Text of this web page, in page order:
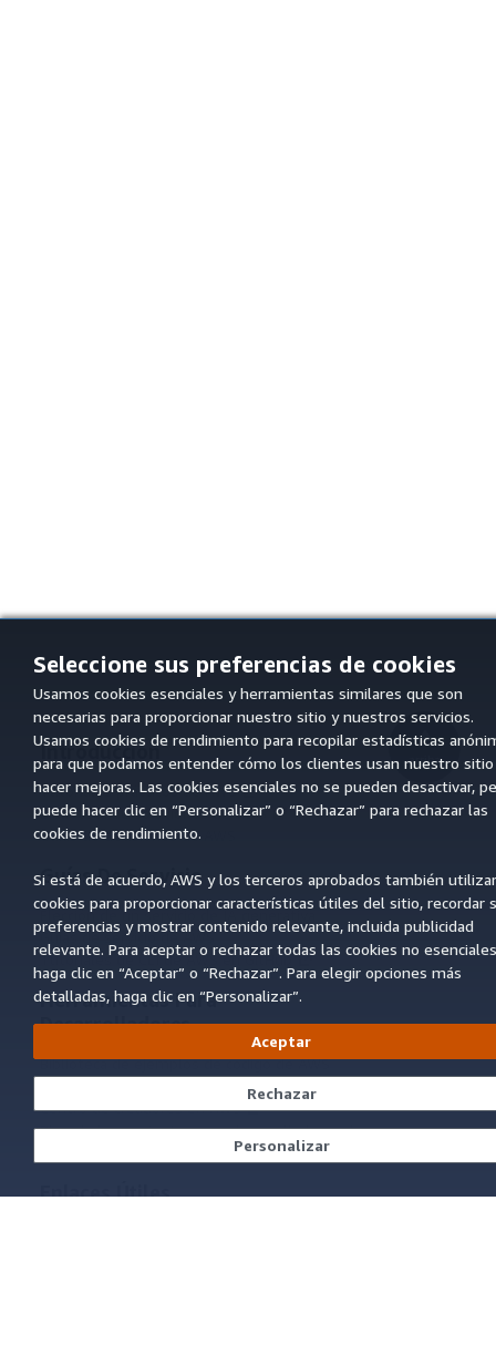
Seleccione sus preferencias de cookies
Usamos cookies esenciales y herramientas similares que son
necesarias para proporcionar nuestro sitio y nuestros servicios.
Usamos cookies de rendimiento para recopilar estadísticas
para que podamos entender cómo los clientes usan nuestro
hacer mejoras. Las cookies esenciales no se pueden desactivar,
puede hacer clic en “Personalizar” o “Rechazar” para rechazar las
cookies de rendimiento.
Si está de acuerdo, AWS y los terceros aprobados también
cookies para proporcionar características útiles del sitio, recordar
preferencias y mostrar contenido relevante, incluida publicidad
relevante. Para aceptar o rechazar todas las cookies no
haga clic en “Aceptar” o “Rechazar”. Para elegir opciones más
detalladas, haga clic en “Personalizar”.
Aceptar
Rechazar
Personalizar
Introducción
Tutoriales prácticos de AWS
Biblioteca de soluciones de AWS
Guías de decisiones de AWS
Guías De Servicio
Elección de un servicio de IA generativa
Guías de servicio de AWS
Tutoriales de CLI de AWS en GitHub
Herramientas Para
Desarrolladores
Biblioteca de ejemplos de código de AWS
Centro de creadores en AWS
Blog de herramientas para desarrolladores de
Enlaces Útiles
arriba